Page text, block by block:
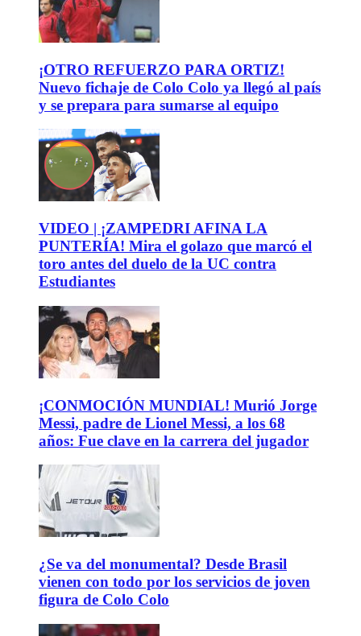
¡OTRO REFUERZO PARA ORTIZ!
Nuevo fichaje de Colo Colo ya llegó al país
y se prepara para sumarse al equipo
VIDEO | ¡ZAMPEDRI AFINA LA
PUNTERÍA! Mira el golazo que marcó el
toro antes del duelo de la UC contra
Estudiantes
¡CONMOCIÓN MUNDIAL! Murió Jorge
Messi, padre de Lionel Messi, a los 68
años: Fue clave en la carrera del jugador
¿Se va del monumental? Desde Brasil
vienen con todo por los servicios de joven
figura de Colo Colo